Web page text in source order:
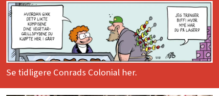
Se tidligere Conrads Colonial her.